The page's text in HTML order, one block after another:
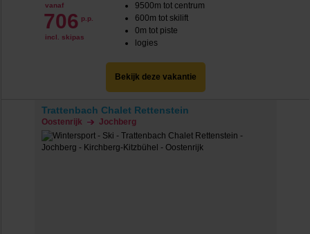
vanaf
706 p.p.
incl. skipas
9500m tot centrum
600m tot skilift
0m tot piste
logies
Bekijk deze vakantie
Trattenbach Chalet Rettenstein
Oostenrijk Jochberg